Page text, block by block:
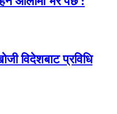
विदेशबाट प्रविधि